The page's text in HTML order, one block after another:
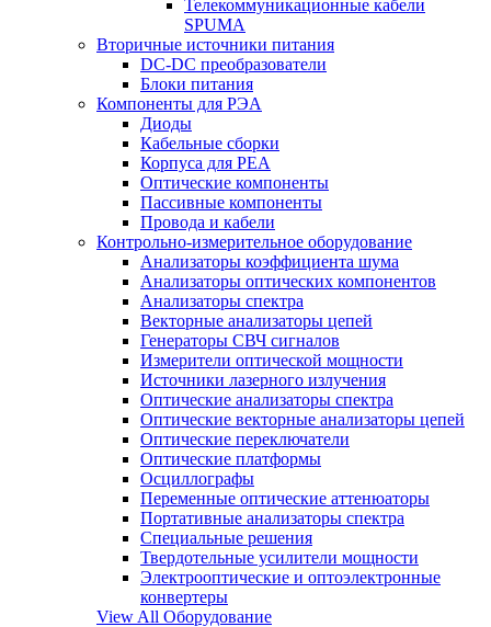
Телекоммуникационные кабели
SPUMA
Вторичные источники питания
DC-DC преобразователи
Блоки питания
Компоненты для РЭА
Диоды
Кабельные сборки
Корпуса для РЕА
Оптические компоненты
Пассивные компоненты
Провода и кабели
Контрольно-измерительное оборудование
Анализаторы коэффициента шума
Анализаторы оптических компонентов
Анализаторы спектра
Векторные анализаторы цепей
Генераторы СВЧ сигналов
Измерители оптической мощности
Источники лазерного излучения
Оптические анализаторы спектра
Оптические векторные анализаторы цепей
Оптические переключатели
Оптические платформы
Осциллографы
Переменные оптические аттенюаторы
Портативные анализаторы спектра
Специальные решения
Твердотельные усилители мощности
Электрооптические и оптоэлектронные
конвертеры
View All Оборудование